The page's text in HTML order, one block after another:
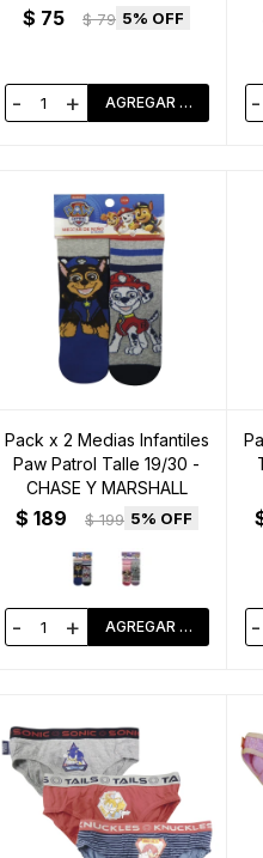
$ 75 $ 79 5
- + -
Pack x 2 Medias Infantiles
Paw Patrol Talle 19/30 -
CHASE Y MARSHALL
$ 189 $ 199 5
- + -